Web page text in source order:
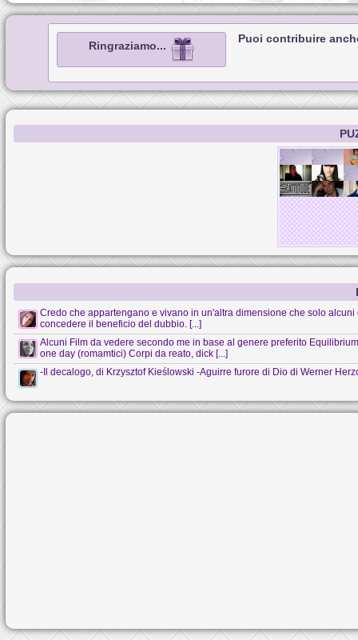
Ringraziamo...
Puoi contribuire
Credo che appartengano e vivano in un'altra dimensione che solo
concedere il beneficio del dubbio. [...]
Alcuni Film da vedere secondo me in base al genere preferito
one day (romamtici) Corpi da reato, dick [...]
-Il decalogo, di Krzysztof Kieślowski -Aguirre furore di Dio di Werner